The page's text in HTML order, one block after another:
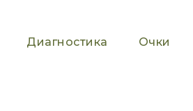
Диагностика Очки